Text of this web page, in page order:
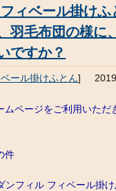
ィベール掛けふ
羽毛布団の様に
ですか？
ール掛けふとん]
ムページをご利用いただ
件
ンフィル フィベール掛